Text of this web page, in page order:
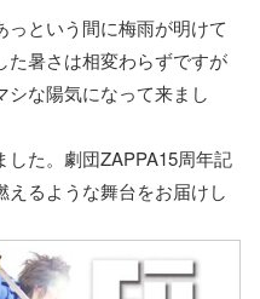
という間に梅雨が明けて
た暑さは相変わらずですが
な陽気になって来まし
た。劇団ZAPPA15周年記
るような舞台をお届けし